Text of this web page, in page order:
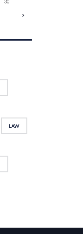
30
LAW